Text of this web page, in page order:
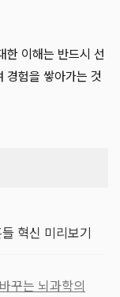
한 이해는 반드시 선
경험을 쌓아가는 것
혁신 미리보기
꾸는 뇌과학의